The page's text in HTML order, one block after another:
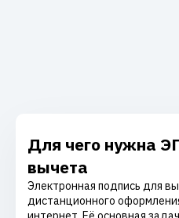
Для чего нужна
вычета
Электронная подпись для
дистанционного